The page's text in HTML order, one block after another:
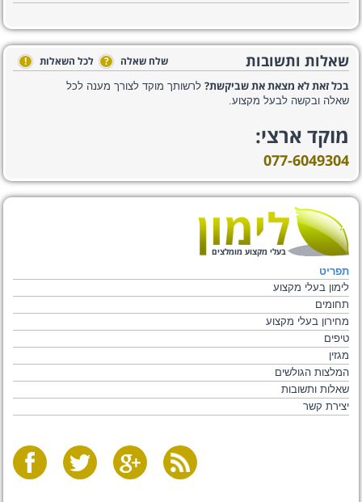
שאלות ותשובות לכל השאלות ! שלח שאלה ?
בכל זאת לא מצאת את שביקשת? לרשותך מוקד לצורך מענה לכל
שאלה ובקשה לבעל מקצוע.
מוקד ארצי:
077-6049304
בעלי מקצוע מומלצים
תפריט
לימון בעלי מקצוע
תחומים
מחירון בעלי מקצוע
טיפים
מגזין
המלצות הגולשים
שאלות ותשובות
יצירת קשר